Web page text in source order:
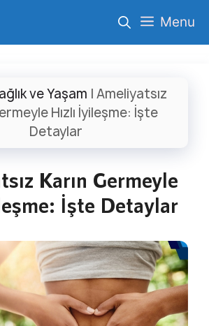
Menu
ve Yaşam | Ameliyatsız
Hızlı İyileşme: İşte
Detaylar
Karın Germeyle
İşte Detaylar